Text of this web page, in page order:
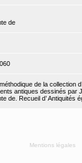
de
de la collection
antiques dessinés par
de. Recueil d’
Mentions légales